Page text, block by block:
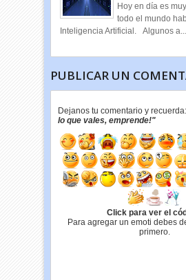
Hoy en día es
todo el mundo
Inteligencia Artificial. Algunos a...
PUBLICAR UN
Dejanos tu comentario y recuerda:
lo que vales, emprende!"
Click para ver el
Para agregar un emoti debes
primero.